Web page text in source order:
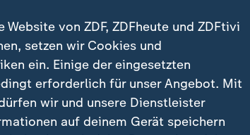
von ZDF, ZDFheute und ZDFtivi
setzen wir Cookies und
ein. Einige der eingesetzten
erforderlich für unser Angebot. Mit
wir und unsere Dienstleister
auf deinem Gerät speichern